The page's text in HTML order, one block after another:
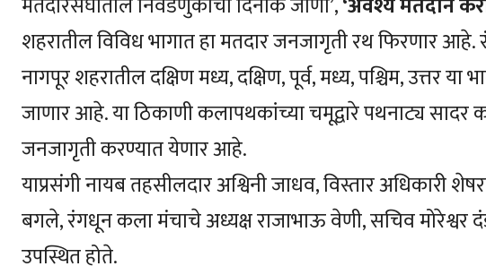
शहरातील विविध भागात हा मतदार जनजागृती रथ फिरणार
नागपूर शहरातील दक्षिण मध्य, दक्षिण, पूर्व, मध्य, पश्चिम, उत्तर
जाणार आहे. या ठिकाणी कलापथकांच्या चमूद्वारे पथनाट्य सादर
जनजागृती करण्यात येणार आहे.
याप्रसंगी नायब तहसीलदार अश्विनी जाधव, विस्तार अधिकारी
बगले, रंगधून कला मंचाचे अध्यक्ष राजाभाऊ वेणी, सचिव
उपस्थित होते.